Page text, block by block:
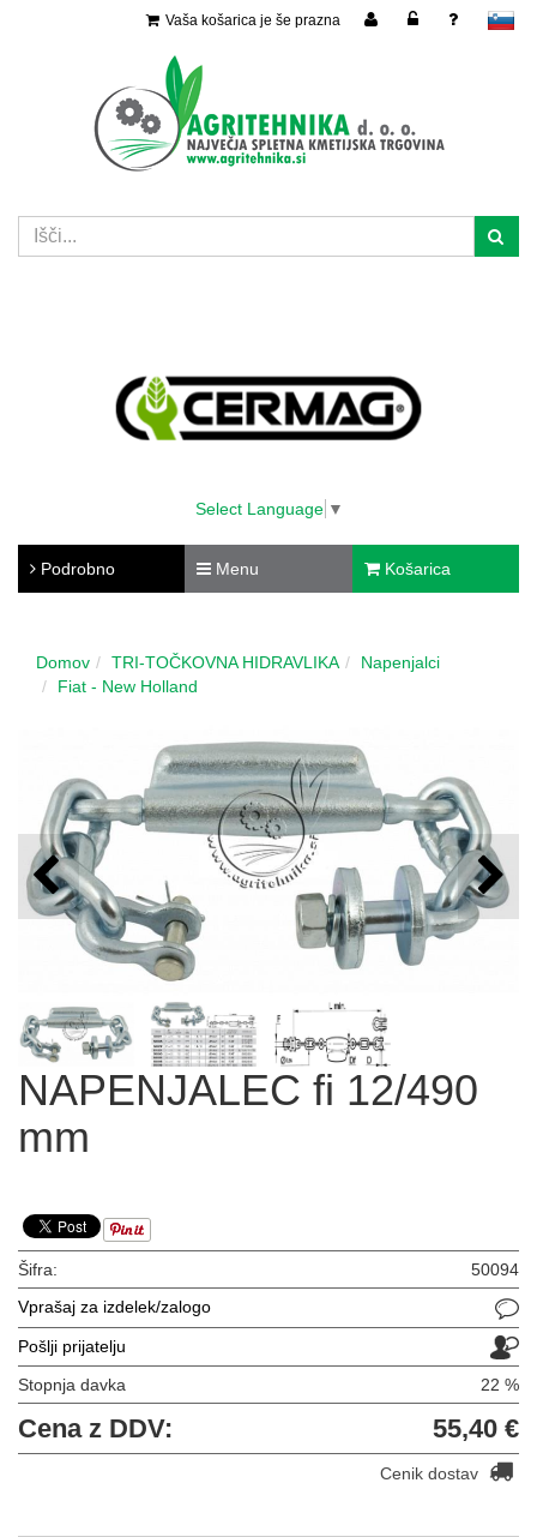
slovensko
Vaša košarica je še prazna
Select Language ▼
Podrobno Menu Košarica
Domov TRI-TOČKOVNA HIDRAVLIKA
Napenjalci
Fiat - New Holland
NAPENJALEC fi 12/490
mm
Šifra:
50094
Vprašaj za izdelek/zalogo
Pošlji prijatelju
Stopnja davka 22 %
Cena z DDV: 55,40 €
Cenik dostav